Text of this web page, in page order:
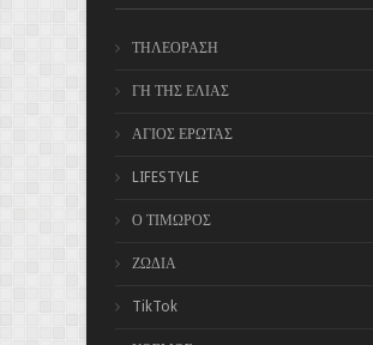
ΤΗΛΕΟΡΑΣΗ
ΓΗ ΤΗΣ ΕΛΙΑΣ
ΑΓΙΟΣ ΕΡΩΤΑΣ
LIFESTYLE
Ο ΤΙΜΩΡΟΣ
ΖΩΔΙΑ
TikTok